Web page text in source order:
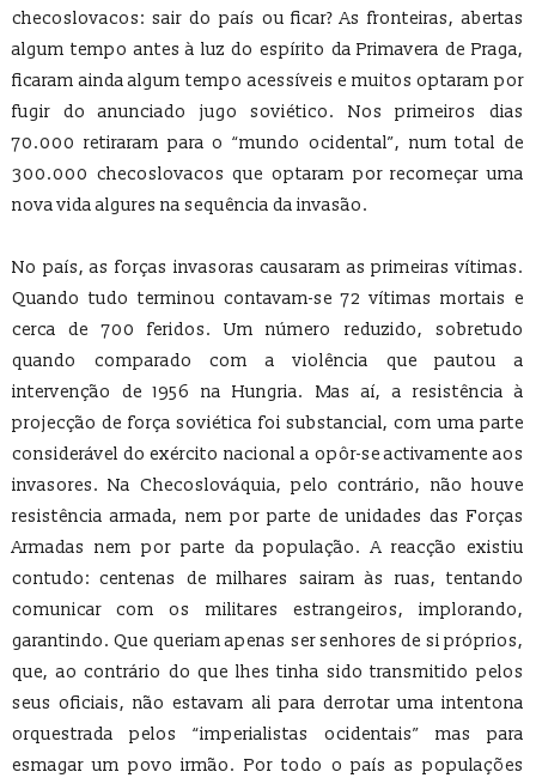
checoslovacos: sair do país ou ficar? As fronteiras, abertas
algum tempo antes à luz do espírito da Primavera de Praga,
ficaram ainda algum tempo acessíveis e muitos optaram por
fugir do anunciado jugo soviético. Nos primeiros dias
70.000 retiraram para o “mundo ocidental”, num total de
300.000 checoslovacos que optaram por recomeçar uma
nova vida algures na sequência da invasão.
No país, as forças invasoras causaram as primeiras vítimas.
Quando tudo terminou contavam-se 72 vítimas mortais e
cerca de 700 feridos. Um número reduzido, sobretudo
quando comparado com a violência que pautou a
intervenção de 1956 na Hungria. Mas aí, a resistência à
projecção de força soviética foi substancial, com uma parte
considerável do exército nacional a opôr-se activamente aos
invasores. Na Checoslováquia, pelo contrário, não houve
resistência armada, nem por parte de unidades das Forças
Armadas nem por parte da população. A reacção existiu
contudo: centenas de milhares sairam às ruas, tentando
comunicar com os militares estrangeiros, implorando,
garantindo. Que queriam apenas ser senhores de si próprios,
que, ao contrário do que lhes tinha sido transmitido pelos
seus oficiais, não estavam ali para derrotar uma intentona
orquestrada pelos “imperialistas ocidentais” mas para
esmagar um povo irmão. Por todo o país as populações